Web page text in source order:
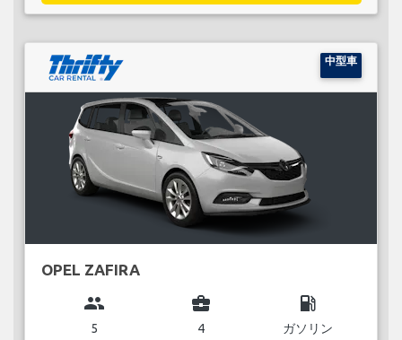
中型車
OPEL ZAFIRA
group
5
business_center
4
local_gas_station
ガソリン